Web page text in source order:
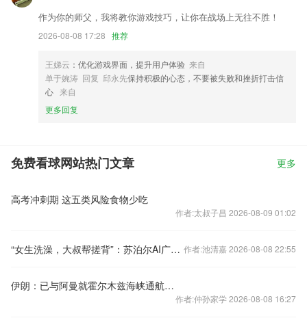
作为你的师父，我将教你游戏技巧，让你在战场上无往不胜！
2026-08-08 17:28 推荐
王娣云 ：优化游戏界面，提升用户体验 来自
单于婉涛 回复 邱永先保持积极的心态，不要被失败和挫折打击信
心 来自
更多回复
免费看球网站热门文章 更多
高考冲刺期 这五类风险食物少吃
作者:太叔子昌 2026-08-09 01:02
“女生洗澡，大叔帮搓背”：苏泊尔AI广告引争议，已紧急下架 作者:池清嘉 2026-08-08 22:55
伊朗：已与阿曼就霍尔木兹海峡通航路线达成一致
作者:仲孙家学 2026-08-08 16:27